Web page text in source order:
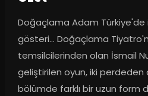
Doğaçlama Adam Türkiye'de
gösteri... Doğaçlama
temsilcilerinden olan İsmail
geliştirilen oyun, iki perdeden
bölümde farklı bir uzun form